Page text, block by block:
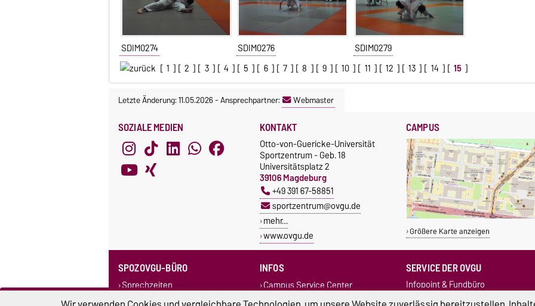
SDIM0274 SDIM0276
SDIM0279
[ 1 ] [ 2 ] [ 3 ] [ 4 ] [ 5 ] [ 6 ] [ 7 ] [ 8 ] [ 9 ] [ 10 ] [ 11 ] [ 12 ] [ 13 ] [ 14 ] [ 15 ]
Letzte Änderung: 11.05.2026-Ansprechpartner: Webmaster
SOZIALE MEDIEN KONTAKT
Otto-von-Guericke-Universität
Sportzentrum - Geb. 18
Universitätsplatz 2
39106 Magdeburg
+49 391 67-58851
sportzentrum@ovgu.de
mehr…
www.ovgu.de
CAMPUS
Größere Karte anzeigen
SPOZOVGU-BÜRO
Sprechzeiten
Team SpozOVGU
INFOS
Campus Service Center
Studentenwerk
SERVICE DER OVGU
Infopoint & Fundbüro